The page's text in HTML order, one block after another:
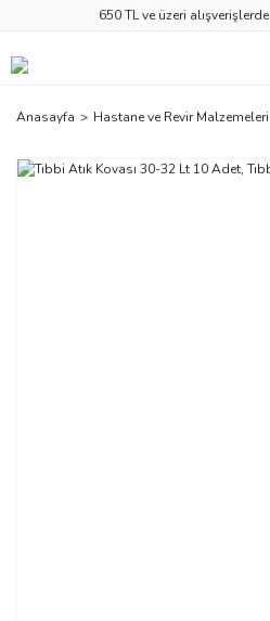
650 TL ve üzeri alışverişlerde
Anasayfa Hastane ve Revir Malzemeleri